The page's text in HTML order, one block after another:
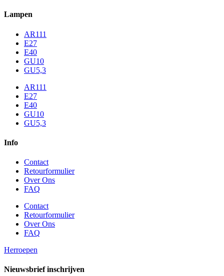
Lampen
AR111
E27
E40
GU10
GU5,3
AR111
E27
E40
GU10
GU5,3
Info
Contact
Retourformulier
Over Ons
FAQ
Contact
Retourformulier
Over Ons
FAQ
Herroepen
Nieuwsbrief inschrijven